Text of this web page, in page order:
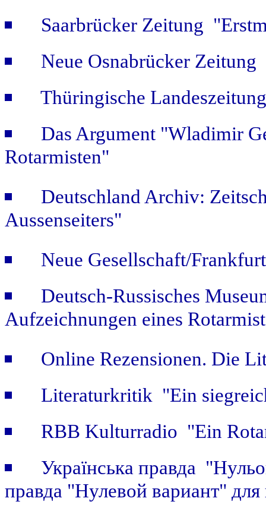
Saarbrücker Zeitung
Neue Osnabrücker
Thüringische
Das Argument "Wladimir
Rotarmisten"
Deutschland Archiv:
Aussenseiters"
Neue Gesellschaft/
Deutsch-Russisches
Aufzeichnungen eines
Online Rezensionen. Die
Literaturkritik "Ein
RBB Kulturradio "Ein
Українська правда
правда "Нулевой вариант"